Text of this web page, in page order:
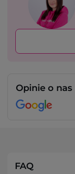
Opinie o nas
FAQ